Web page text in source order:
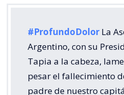
#ProfundoDolor La
Argentino, con su
Tapia a la cabeza,
pesar el fallecimiento
padre de nuestro